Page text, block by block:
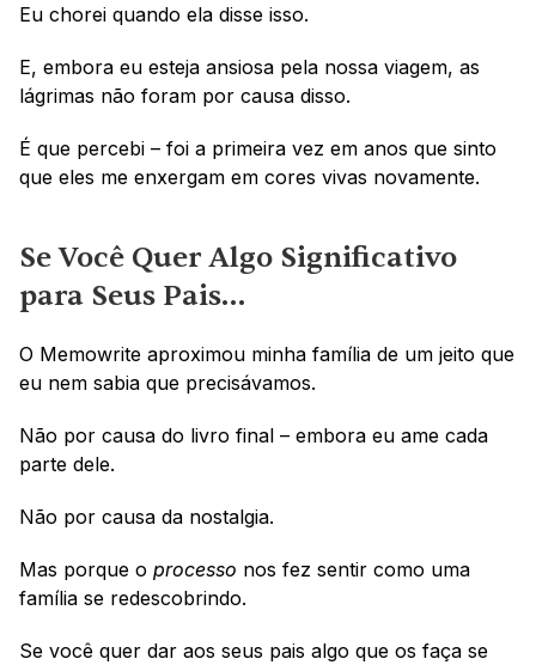
Eu chorei quando ela disse isso.
E, embora eu esteja ansiosa pela nossa viagem, as
lágrimas não foram por causa disso.
É que percebi – foi a primeira vez em anos que sinto
que eles me enxergam em cores vivas novamente.
Se Você Quer Algo Significativo
para Seus Pais…
O Memowrite aproximou minha família de um jeito que
eu nem sabia que precisávamos.
Não por causa do livro final – embora eu ame cada
parte dele.
Não por causa da nostalgia.
Mas porque o processo nos fez sentir como uma
família se redescobrindo.
Se você quer dar aos seus pais algo que os faça se